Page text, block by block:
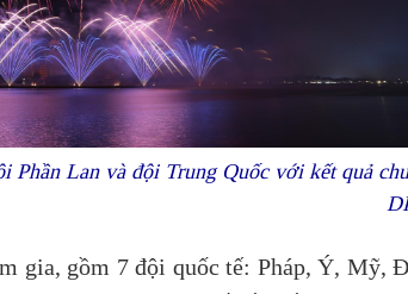
Phần Lan và đội Trung Quốc với kết quả
gia, gồm 7 đội quốc tế: Pháp, Ý, Mỹ,